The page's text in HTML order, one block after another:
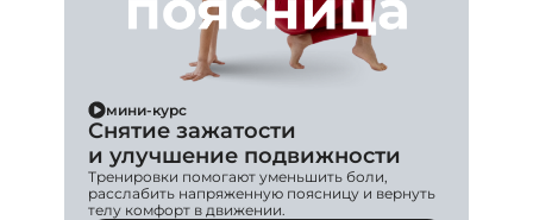
мини-курс
Снятие зажатости
и улучшение подвижности
Тренировки помогают уменьшить боли,
расслабить напряженную поясницу и вернуть
телу комфорт в движении.